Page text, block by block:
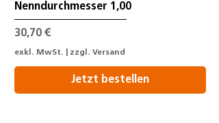
Nenndurchmesser 1,00
Preis
30,70 €
exkl. MwSt. zzgl. Versand
Jetzt bestellen